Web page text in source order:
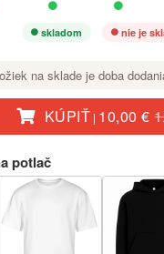
skladom nie je
na sklade je doba
KÚPIŤ | 10,00 €
potlač